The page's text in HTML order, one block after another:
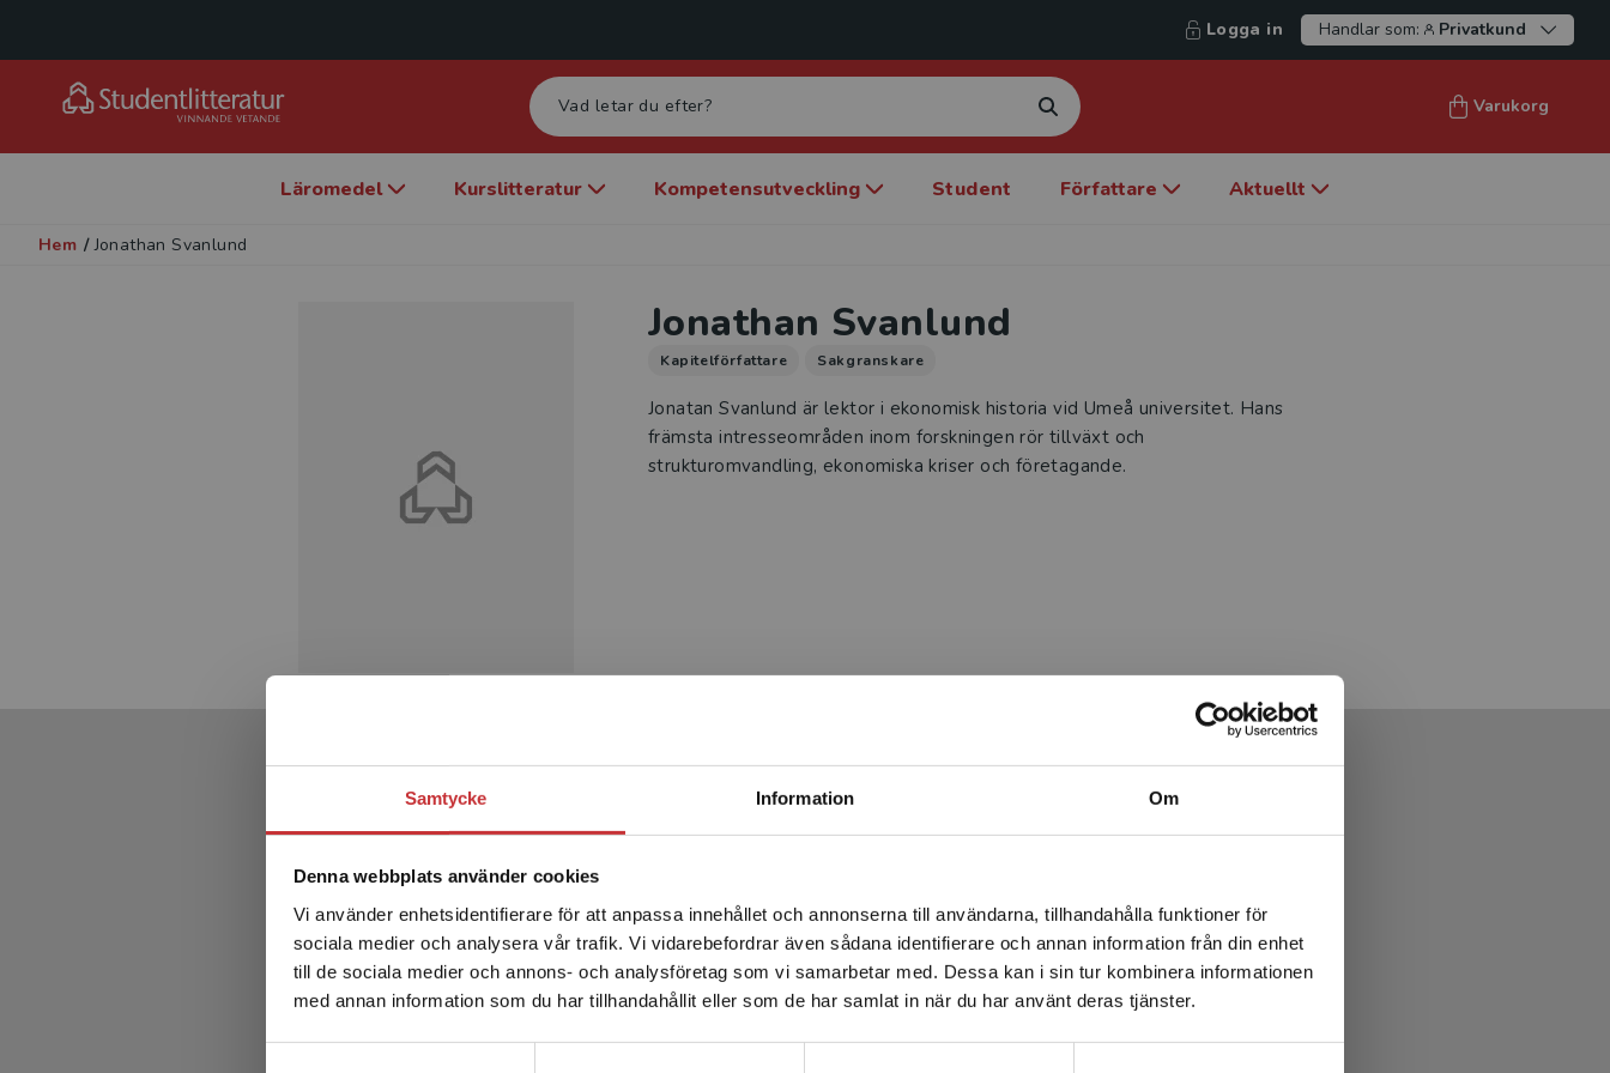
Samtycke Information Om
Denna webbplats använder cookies
Vi använder enhetsidentifierare för att anpassa innehållet och annonserna till användarna, tillhandahålla funktioner för
sociala medier och analysera vår trafik. Vi vidarebefordrar även sådana identifierare och annan information från din enhet
till de sociala medier och annons- och analysföretag som vi samarbetar med. Dessa kan i sin tur kombinera informationen
med annan information som du har tillhandahållit eller som de har samlat in när du har använt deras tjänster.
Begränsad fraktregion
Det verkar som att du besöker studentlitteratur.se via en
enhet utanför Sverige. Vi erbjuder inte leveranser utanför
Sverige. För att kunna slutföra ett köp måste
leveransadressen vara i Sverige.Läs mer
Logga in Handlar som: Privatkund
Varukorg
Läromedel Kurslitteratur Kompetensutveckling Student Författare Aktuellt
Hem / Jonathan Svanlund
Jonathan Svanlund
Kapitelförfattare Sakgranskare
Jonatan Svanlund är lektor i ekonomisk historia vid Umeå universitet. Hans
främsta intresseområden inom forskningen rör tillväxt och
strukturomvandling, ekonomiska kriser och företagande.
Produkter